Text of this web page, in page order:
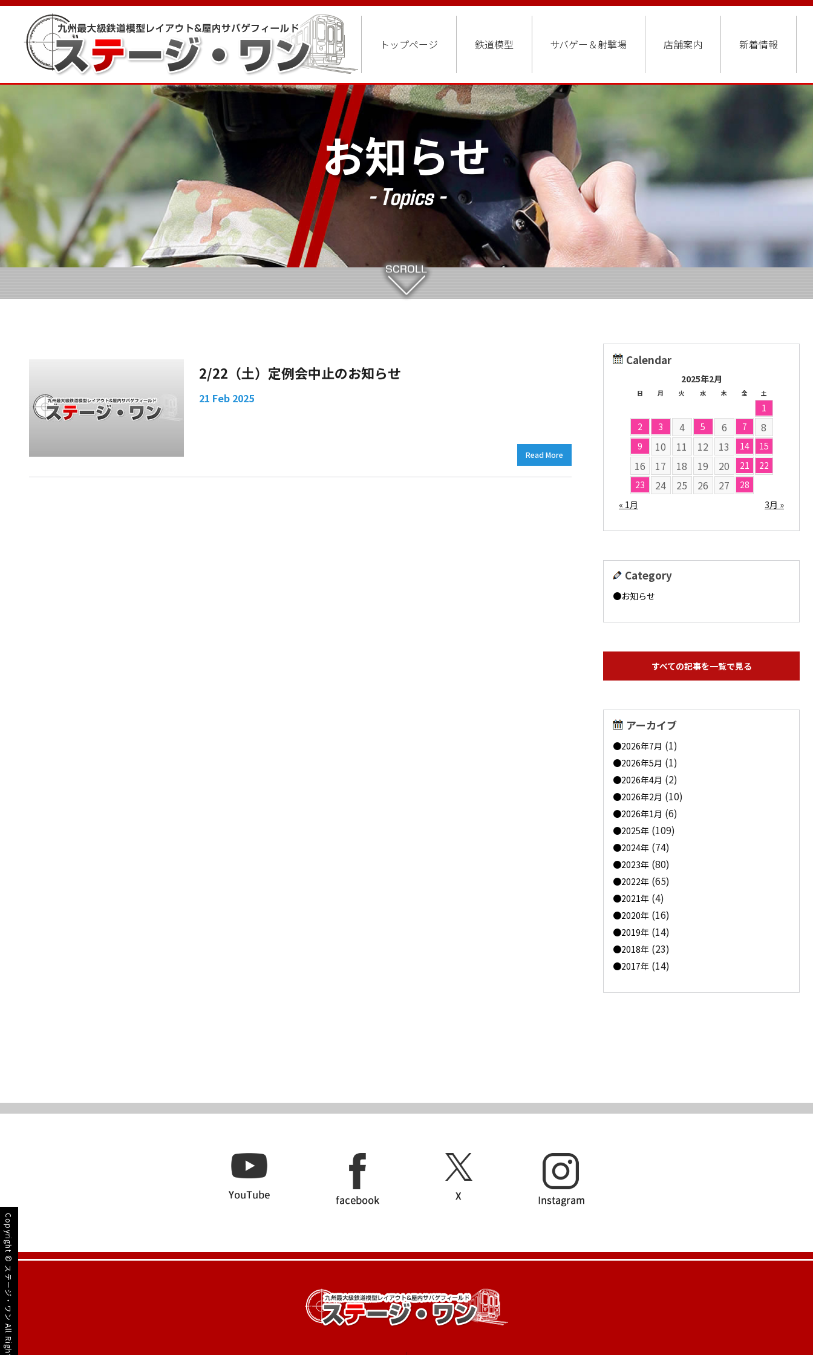
トップページ 鉄道模型 サバゲー＆射撃場 店舗案内 新着情報
お知らせ
- Topics -
2/22（土）定例会中止のお知らせ
21 Feb 2025
Read More
Calendar
2025年2月
日 月 火 水 木 金 土
1
2
3 4 5 6 7 8
9 10 11 12 13 14 15
16 17 18 19 20 21
22
23
24 25 26 27
28
« 1月
3月 »
Category
お知らせ
すべての記事を一覧で見る
アーカイブ
2026年7月 (1)
2026年5月 (1)
2026年4月 (2)
2026年2月 (10)
2026年1月 (6)
2025年 (109)
2024年 (74)
2023年 (80)
2022年 (65)
2021年 (4)
2020年 (16)
2019年 (14)
2018年 (23)
2017年 (14)
Copyright ©
ステージ・ワン